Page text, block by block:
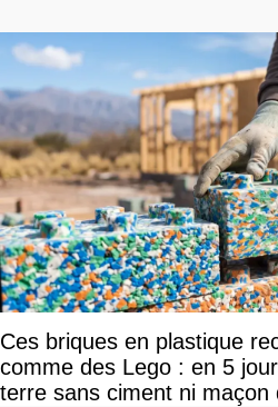
Ces briques en plastique
comme des Lego : en 5
terre sans ciment ni maçon